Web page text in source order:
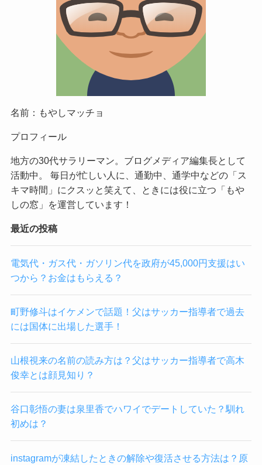
名前：もやしマッチョ
プロフィール
地方の30代サラリーマン。ブログメディア編集長として
活動中。 毎日が忙しい人に、通勤中、通学中などの「ス
キマ時間」にクスッと笑えて、ときには役に立つ「もや
しの窓」を運営しています！
最近の投稿
電気代・ガス代・ガソリン代を政府が45,000円支援はい
つから？お金はもらえる？
町野修斗はイケメンで話題！父はサッカー指導者で過去
には国体に出場した選手！
山根視来の名前の読み方は？父はサッカー指導者で高木
俊幸とは顔見知り？
谷口彰悟の妻は泉里香でハワイでデートしていた？馴れ
初めは？
instagramが凍結したときの解除や復活させる方法は？原